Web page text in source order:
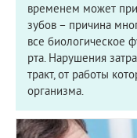
временем может
зубов – причина
все биологическое
рта. Нарушения
тракт, от работы
организма.